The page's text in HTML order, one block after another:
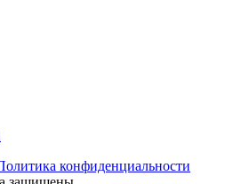
конфиденциальности